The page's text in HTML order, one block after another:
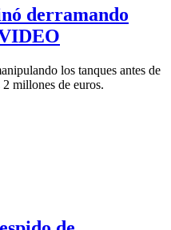
derramando
los tanques antes de
millones de euros.